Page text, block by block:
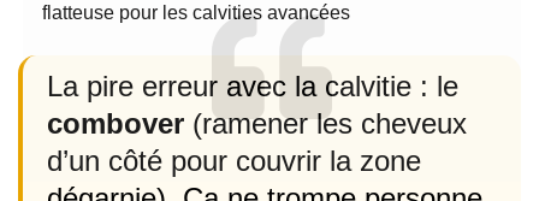
flatteuse pour les calvities avancées
La pire erreur avec la calvitie : le
combover (ramener les cheveux
d’un côté pour couvrir la zone